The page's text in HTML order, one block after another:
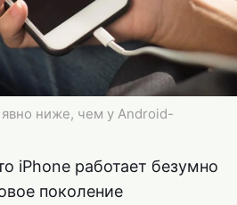
ниже, чем у Android-
iPhone работает безумно
поколение